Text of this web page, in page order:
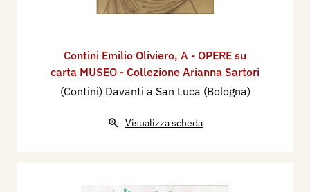
Contini Emilio Oliviero, A - OPERE su
carta MUSEO - Collezione Arianna Sartori
(Contini) Davanti a San Luca (Bologna)
Visualizza scheda